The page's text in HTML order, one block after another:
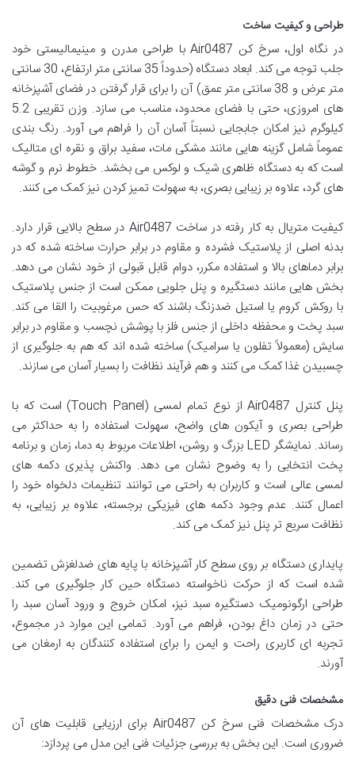
طراحی و کیفیت ساخت
در نگاه اول، سرخ کن Air0487 با طراحی مدرن و مینیمالیستی خود
جلب توجه می کند. ابعاد دستگاه (حدوداً 35 سانتی متر ارتفاع، 30 سانتی
متر عرض و 38 سانتی متر عمق) آن را برای قرار گرفتن در فضای آشپزخانه
های امروزی، حتی با فضای محدود، مناسب می سازد. وزن تقریبی 5.2
کیلوگرم نیز امکان جابجایی نسبتاً آسان آن را فراهم می آورد. رنگ بندی
عموماً شامل گزینه هایی مانند مشکی مات، سفید براق و نقره ای متالیک
است که به دستگاه ظاهری شیک و لوکس می بخشد. خطوط نرم و گوشه
های گرد، علاوه بر زیبایی بصری، به سهولت تمیز کردن نیز کمک می کنند.
کیفیت متریال به کار رفته در ساخت Air0487 در سطح بالایی قرار دارد.
بدنه اصلی از پلاستیک فشرده و مقاوم در برابر حرارت ساخته شده که در
برابر دماهای بالا و استفاده مکرر، دوام قابل قبولی از خود نشان می دهد.
بخش هایی مانند دستگیره و پنل جلویی ممکن است از جنس پلاستیک
با روکش کروم یا استیل ضدزنگ باشند که حس مرغوبیت را القا می کند.
سبد پخت و محفظه داخلی از جنس فلز با پوشش نچسب و مقاوم در برابر
سایش (معمولاً تفلون یا سرامیک) ساخته شده اند که هم به جلوگیری از
چسبیدن غذا کمک می کنند و هم فرآیند نظافت را بسیار آسان می سازند.
پنل کنترل Air0487 از نوع تمام لمسی (Touch Panel) است که با
طراحی بصری و آیکون های واضح، سهولت استفاده را به حداکثر می
رساند. نمایشگر LED بزرگ و روشن، اطلاعات مربوط به دما، زمان و برنامه
پخت انتخابی را به وضوح نشان می دهد. واکنش پذیری دکمه های
لمسی عالی است و کاربران به راحتی می توانند تنظیمات دلخواه خود را
اعمال کنند. عدم وجود دکمه های فیزیکی برجسته، علاوه بر زیبایی، به
نظافت سریع تر پنل نیز کمک می کند.
پایداری دستگاه بر روی سطح کار آشپزخانه با پایه های ضدلغزش تضمین
شده است که از حرکت ناخواسته دستگاه حین کار جلوگیری می کند.
طراحی ارگونومیک دستگیره سبد نیز، امکان خروج و ورود آسان سبد را
حتی در زمان داغ بودن، فراهم می آورد. تمامی این موارد در مجموع،
تجربه ای کاربری راحت و ایمن را برای استفاده کنندگان به ارمغان می
آورند.
مشخصات فنی دقیق
درک مشخصات فنی سرخ کن Air0487 برای ارزیابی قابلیت های آن
ضروری است. این بخش به بررسی جزئیات فنی این مدل می پردازد: